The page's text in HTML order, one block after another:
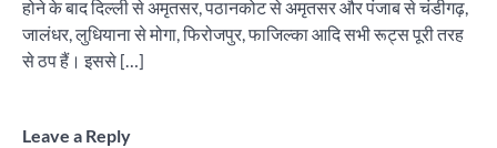
होने के बाद दिल्ली से अमृतसर, पठानकोट से अमृतसर और पंजाब से चंडीगढ़,
जालंधर, लुधियाना से मोगा, फिरोजपुर, फाजिल्का आदि सभी रूट्स पूरी तरह
से ठप हैं। इससे […]
Leave a Reply